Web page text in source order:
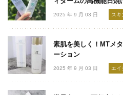
2025 年 9 月 03 日 スキ
素肌を美しく！MTメ
ーション
2025 年 9 月 03 日 エイ